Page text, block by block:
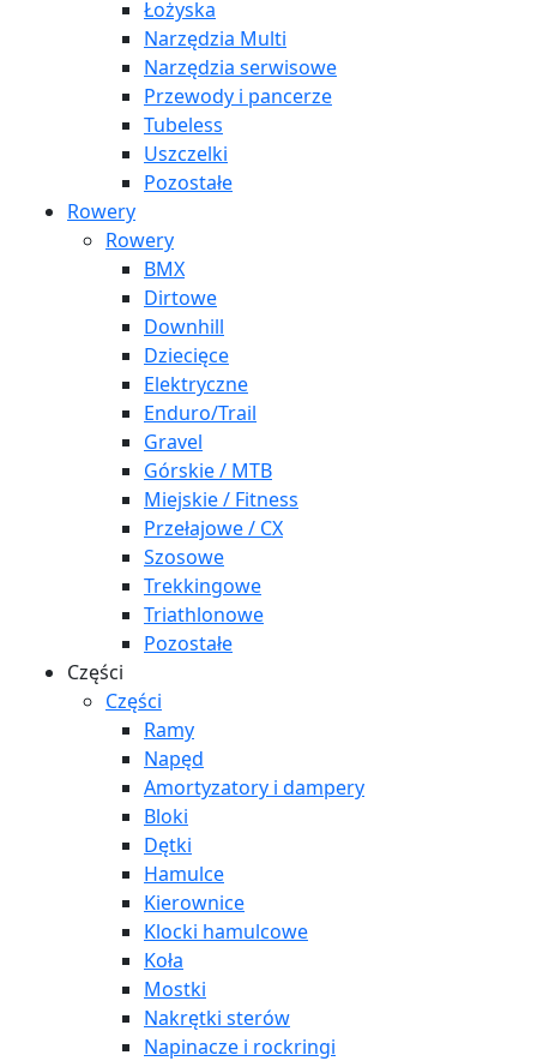
Łożyska
Narzędzia Multi
Narzędzia serwisowe
Przewody i pancerze
Tubeless
Uszczelki
Pozostałe
Rowery
Rowery
BMX
Dirtowe
Downhill
Dziecięce
Elektryczne
Enduro/Trail
Gravel
Górskie / MTB
Miejskie / Fitness
Przełajowe / CX
Szosowe
Trekkingowe
Triathlonowe
Pozostałe
Części
Części
Ramy
Napęd
Amortyzatory i dampery
Bloki
Dętki
Hamulce
Kierownice
Klocki hamulcowe
Koła
Mostki
Nakrętki sterów
Napinacze i rockringi